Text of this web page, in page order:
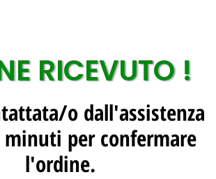
RICEVUTO !
o dall'assistenza
per confermare
l'ordine.